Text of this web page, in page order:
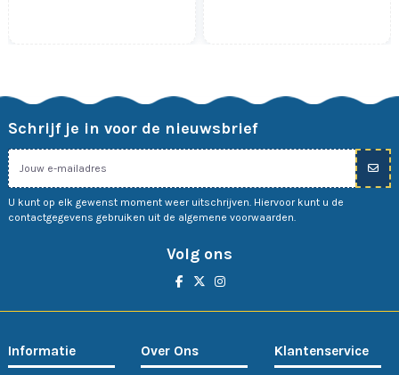
Schrijf je in voor de nieuwsbrief
U kunt op elk gewenst moment weer uitschrijven. Hiervoor kunt u de
contactgegevens gebruiken uit de algemene voorwaarden.
Volg ons
Informatie Over Ons Klantenservice